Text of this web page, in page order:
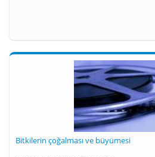
Bitkilerin çoğalması ve büyümesi